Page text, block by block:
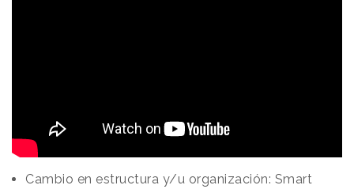
Cambio en estructura y/u organización: Smart